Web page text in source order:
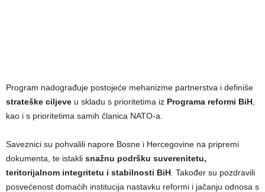
Program nadograđuje postojeće mehanizme partnerstva i definiše
strateške ciljeve u skladu s prioritetima iz Programa reformi BiH
kao i s prioritetima samih članica NATO-a.
Saveznici su pohvalili napore Bosne i Hercegovine na pripremi
dokumenta, te istakli snažnu podršku suverenitetu,
teritorijalnom integritetu i stabilnosti BiH . Također su pozdravili
posvećenost domaćih institucija nastavku reformi i jačanju odnosa s